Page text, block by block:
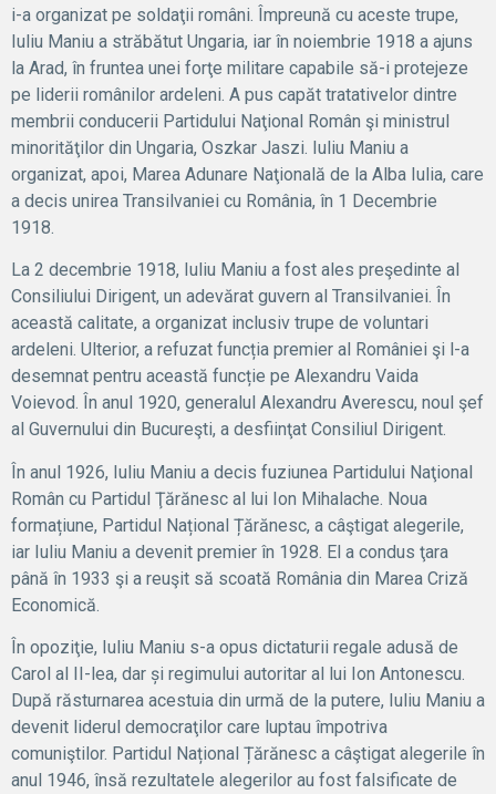
i-a organizat pe soldaţii români. Împreună cu aceste trupe,
Iuliu Maniu a străbătut Ungaria, iar în noiembrie 1918 a ajuns
la Arad, în fruntea unei forţe militare capabile să-i protejeze
pe liderii românilor ardeleni. A pus capăt tratativelor dintre
membrii conducerii Partidului Naţional Român şi ministrul
minorităţilor din Ungaria, Oszkar Jaszi. Iuliu Maniu a
organizat, apoi, Marea Adunare Naţională de la Alba Iulia, care
a decis unirea Transilvaniei cu România, în 1 Decembrie
1918.
La 2 decembrie 1918, Iuliu Maniu a fost ales preşedinte al
Consiliului Dirigent, un adevărat guvern al Transilvaniei. În
această calitate, a organizat inclusiv trupe de voluntari
ardeleni. Ulterior, a refuzat funcția premier al României şi l-a
desemnat pentru această funcție pe Alexandru Vaida
Voievod. În anul 1920, generalul Alexandru Averescu, noul şef
al Guvernului din Bucureşti, a desfiinţat Consiliul Dirigent.
În anul 1926, Iuliu Maniu a decis fuziunea Partidului Naţional
Român cu Partidul Ţărănesc al lui Ion Mihalache. Noua
formațiune, Partidul Național Țărănesc, a câştigat alegerile,
iar Iuliu Maniu a devenit premier în 1928. El a condus ţara
până în 1933 şi a reuşit să scoată România din Marea Criză
Economică.
În opoziţie, Iuliu Maniu s-a opus dictaturii regale adusă de
Carol al II-lea, dar și regimului autoritar al lui Ion Antonescu.
După răsturnarea acestuia din urmă de la putere, Iuliu Maniu a
devenit liderul democraţilor care luptau împotriva
comuniştilor. Partidul Național Țărănesc a câştigat alegerile în
anul 1946, însă rezultatele alegerilor au fost falsificate de